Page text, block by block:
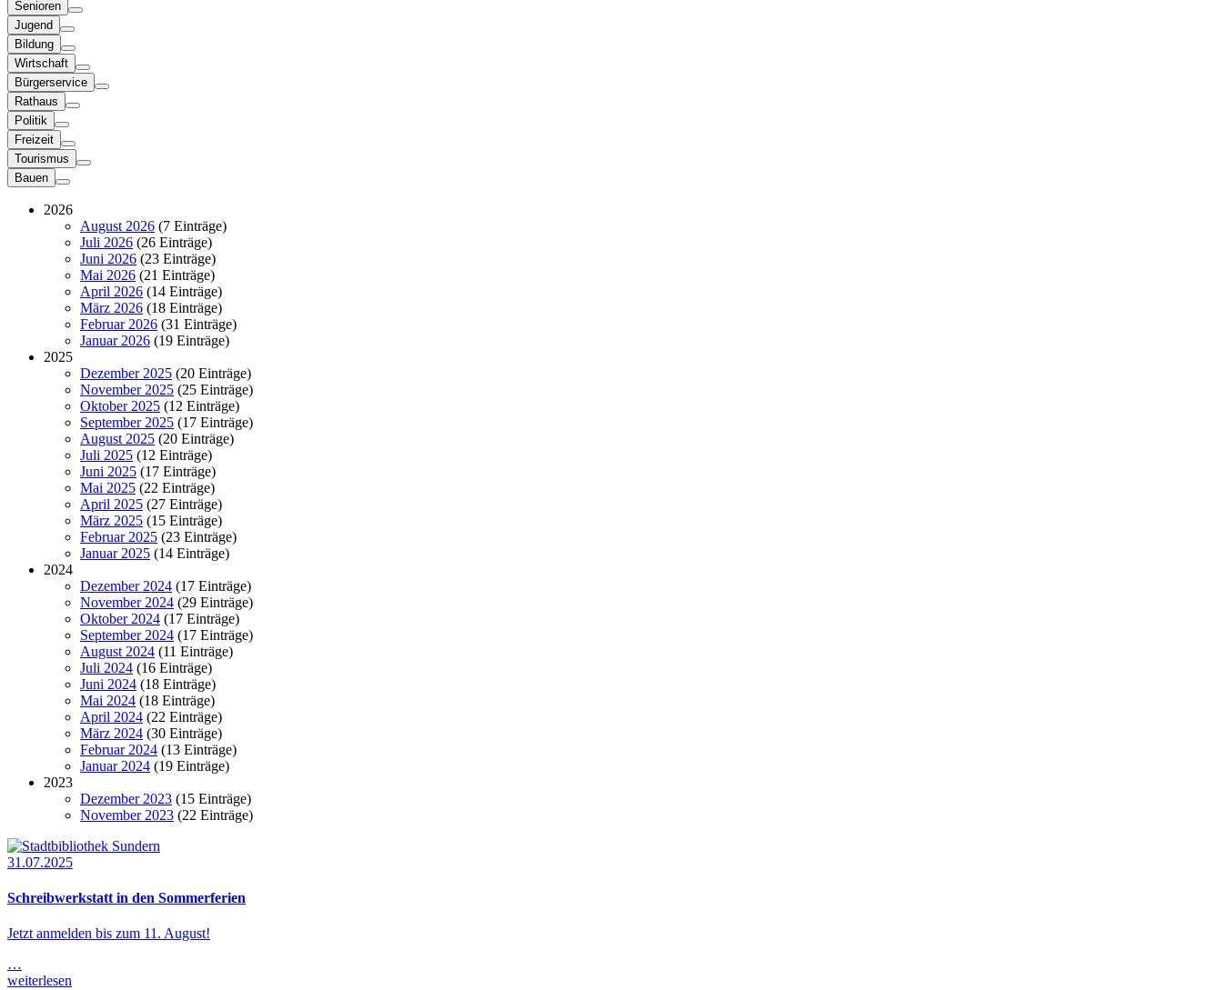
Senioren
Jugend
Bildung
Wirtschaft
Bürgerservice
Rathaus
Politik
Freizeit
Tourismus
Bauen
2026
August 2026 (7 Einträge)
Juli 2026 (26 Einträge)
Juni 2026 (23 Einträge)
Mai 2026 (21 Einträge)
April 2026 (14 Einträge)
März 2026 (18 Einträge)
Februar 2026 (31 Einträge)
Januar 2026 (19 Einträge)
2025
Dezember 2025 (20 Einträge)
November 2025 (25 Einträge)
Oktober 2025 (12 Einträge)
September 2025 (17 Einträge)
August 2025 (20 Einträge)
Juli 2025 (12 Einträge)
Juni 2025 (17 Einträge)
Mai 2025 (22 Einträge)
April 2025 (27 Einträge)
März 2025 (15 Einträge)
Februar 2025 (23 Einträge)
Januar 2025 (14 Einträge)
2024
Dezember 2024 (17 Einträge)
November 2024 (29 Einträge)
Oktober 2024 (17 Einträge)
September 2024 (17 Einträge)
August 2024 (11 Einträge)
Juli 2024 (16 Einträge)
Juni 2024 (18 Einträge)
Mai 2024 (18 Einträge)
April 2024 (22 Einträge)
März 2024 (30 Einträge)
Februar 2024 (13 Einträge)
Januar 2024 (19 Einträge)
2023
Dezember 2023 (15 Einträge)
November 2023 (22 Einträge)
31.07.2025
Schreibwerkstatt in den Sommerferien
Jetzt anmelden bis zum 11. August!
…
weiterlesen